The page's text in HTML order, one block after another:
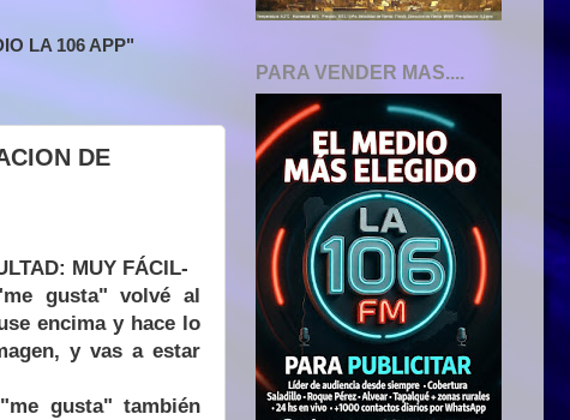
LA 106 APP"
DE
MUY FÁCIL-
gusta" volvé al
encima y hace lo
y vas a estar
gusta" también
PARA VENDER MAS....